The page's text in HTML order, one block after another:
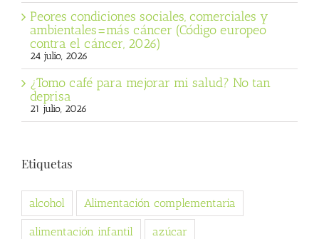
Peores condiciones sociales, comerciales y
ambientales=más cáncer (Código europeo
contra el cáncer, 2026)
24 julio, 2026
¿Tomo café para mejorar mi salud? No tan
deprisa
21 julio, 2026
Etiquetas
alcohol Alimentación complementaria
alimentación infantil azúcar